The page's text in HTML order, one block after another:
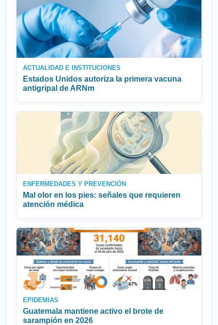
ACTUALIDAD E INSTITUCIONES
Estados Unidos autoriza la primera vacuna
antigripal de ARNm
ENFERMEDADES Y PREVENCIÓN
Mal olor en los pies: señales que requieren
atención médica
EPIDEMIAS
Guatemala mantiene activo el brote de
sarampión en 2026